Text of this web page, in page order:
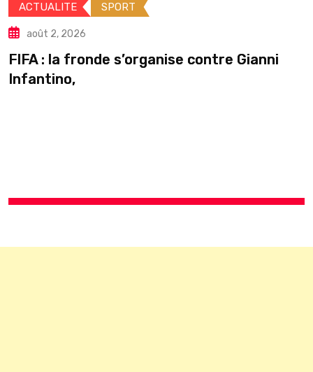
contre Gianni
pause en